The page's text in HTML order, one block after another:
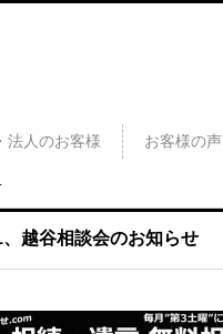
法人のお客様 お客様の声
越谷相談会のお知らせ